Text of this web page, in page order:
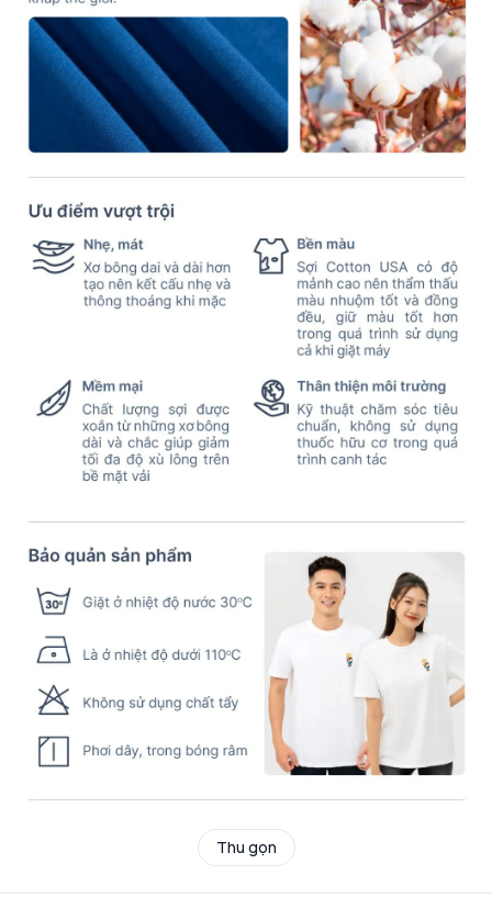
Thu gọn